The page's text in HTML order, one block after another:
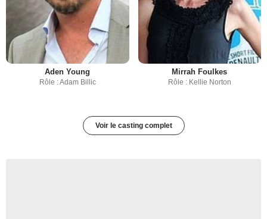
Aden Young
Rôle : Adam Billic
Mirrah Foulkes
Rôle : Kellie Norton
Voir le casting complet